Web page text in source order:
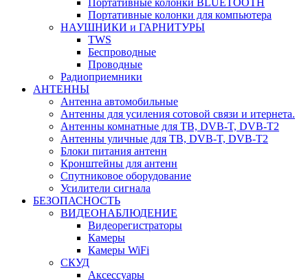
Портативные колонки BLUETOOTH
Портативные колонки для компьютера
НАУШНИКИ и ГАРНИТУРЫ
TWS
Беспроводные
Проводные
Радиоприемники
АНТЕННЫ
Антенна автомобильные
Антенны для усиления сотовой связи и итернета.
Антенны комнатные для ТВ, DVB-T, DVB-T2
Антенны уличные для ТВ, DVB-T, DVB-T2
Блоки питания антенн
Кронштейны для антенн
Спутниковое оборудование
Усилители сигнала
БЕЗОПАСНОСТЬ
ВИДЕОНАБЛЮДЕНИЕ
Видеорегистраторы
Камеры
Камеры WiFi
СКУД
Аксессуары